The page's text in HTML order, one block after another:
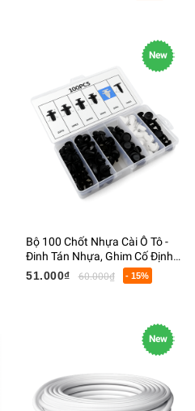
New
Bộ 100 Chốt Nhựa Cài Ô Tô -
Đinh Tán Nhựa, Ghim Cố Định
Tapi Cửa, Cản Xe, Chắn Bùn
51.000₫ 60.000₫ - 15%
New